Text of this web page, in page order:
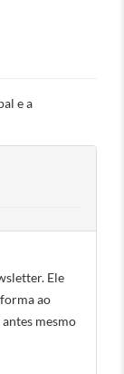
e a
Ele
ao
mesmo